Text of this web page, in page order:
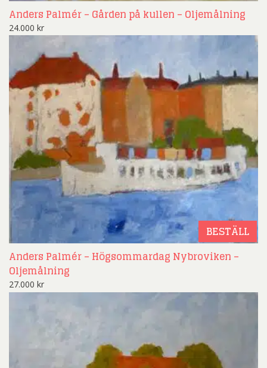
Anders Palmér – Gården på kullen – Oljemålning
24.000 kr
BESTÄLL
Anders Palmér – Högsommardag Nybroviken –
Oljemålning
27.000 kr